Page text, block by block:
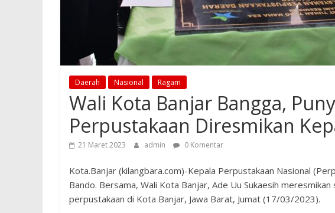
Daerah Nasional Ragam
Wali Kota Banjar Bangga,
Perpustakaan Diresmikan
21 Maret 2023 admin 0 Komentar
Kota.Banjar (kilangbara.com)-Kepala Perpustakaan Nasional
Bando. Bersama, Wali Kota Banjar, Ade Uu Sukaesih
perpustakaan di Kota Banjar, Jawa Barat, Jumat (17/03/2023).